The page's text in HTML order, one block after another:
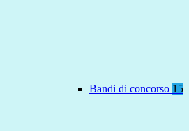
Bandi di concorso 15